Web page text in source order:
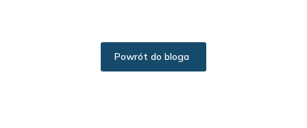
Powrót do bloga